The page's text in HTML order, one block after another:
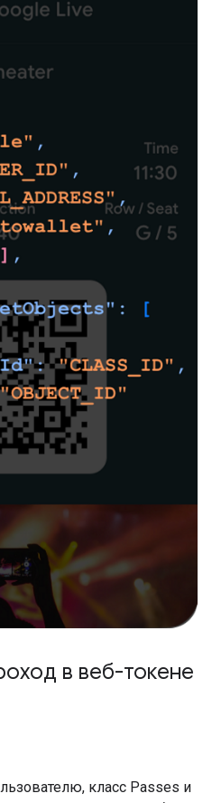
в веб-токене
класс Passes и